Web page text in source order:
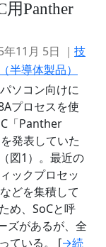
Panther
11月 5日 ｜ 技
半導体製品）
ソコン向けに
プロセスを使
「Panther
発表していた
図1）。最近の
ックプロセッ
どを集積して
め、SoCと呼
ズがあるが、全
ている。 [→続